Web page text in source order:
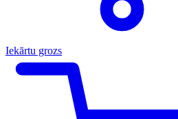
Iekārtu grozs